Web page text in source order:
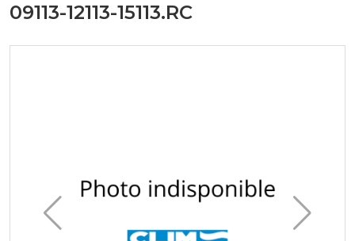
09113-12113-15113.RC